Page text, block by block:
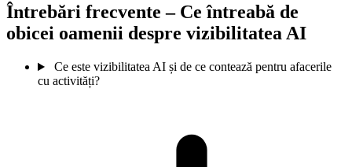
Întrebări frecvente – Ce întreabă de
obicei oamenii despre vizibilitatea AI
Ce este vizibilitatea AI și de ce contează pentru afacerile
cu activități?